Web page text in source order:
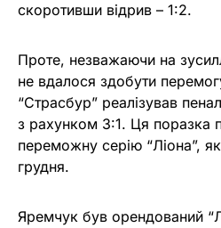
скоротивши відрив – 1:2.
Проте, незважаючи на
не вдалося здобути
“Страсбур” реалізував
з рахунком 3:1. Ця поразка
переможну серію “Ліона”,
грудня.
Яремчук був орендований